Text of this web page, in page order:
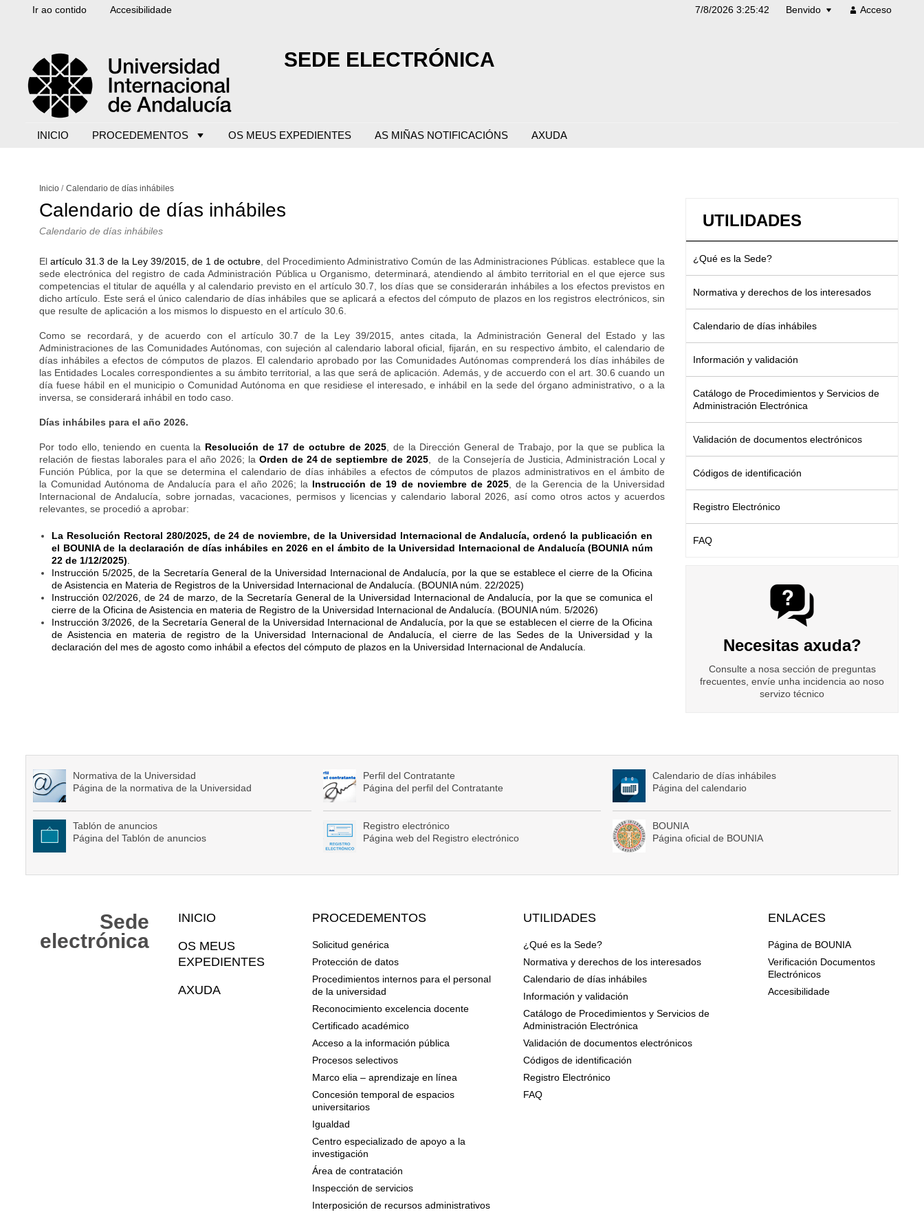
Ir ao contido Accesibilidade 7/8/2026 3:25:42 Benvido Acceso
SEDE ELECTRÓNICA
INICIO PROCEDEMENTOS OS MEUS EXPEDIENTES AS MIÑAS NOTIFICACIÓNS AXUDA
Inicio Calendario de días inhábiles
Calendario de días inhábiles
Calendario de días inhábiles
Elartículo 31.3 de la Ley 39/2015, de 1 de octubre , del Procedimiento Administrativo Común de las Administraciones Públicas. establece que la
sede electrónica del registro de cada Administración Pública u Organismo, determinará, atendiendo al ámbito territorial en el que ejerce sus
competencias el titular de aquélla y al calendario previsto en el artículo 30.7, los días que se considerarán inhábiles a los efectos previstos en
dicho artículo. Este será el único calendario de días inhábiles que se aplicará a efectos del cómputo de plazos en los registros electrónicos, sin
que resulte de aplicación a los mismos lo dispuesto en el artículo 30.6.
Como se recordará, y de acuerdo con el artículo 30.7 de la Ley 39/2015, antes citada, la Administración General del Estado y las
Administraciones de las Comunidades Autónomas, con sujeción al calendario laboral oficial, fijarán, en su respectivo ámbito, el calendario de
días inhábiles a efectos de cómputos de plazos. El calendario aprobado por las Comunidades Autónomas comprenderá los días inhábiles de
las Entidades Locales correspondientes a su ámbito territorial, a las que será de aplicación. Además, y de accuerdo con el art. 30.6 cuando un
día fuese hábil en el municipio o Comunidad Autónoma en que residiese el interesado, e inhábil en la sede del órgano administrativo, o a la
inversa, se considerará inhábil en todo caso.
Días inhábiles para el año 2026.
Por todo ello, teniendo en cuenta la Resolución de 17 de octubre de 2025 , de la Dirección General de Trabajo, por la que se publica la
relación de fiestas laborales para el año 2026; la Orden de 24 de septiembre de 2025 , de la Consejería de Justicia, Administración Local y
Función Pública, por la que se determina el calendario de días inhábiles a efectos de cómputos de plazos administrativos en el ámbito de
la Comunidad Autónoma de Andalucía para el año 2026; la Instrucción de 19 de noviembre de 2025, de la Gerencia de la Universidad
Internacional de Andalucía, sobre jornadas, vacaciones, permisos y licencias y calendario laboral 2026, así como otros actos y acuerdos
relevantes, se procedió a aprobar:
La Resolución Rectoral 280/2025, de 24 de noviembre, de la Universidad Internacional de Andalucía, ordenó la publicación en
el BOUNIA de la declaración de días inhábiles en 2026 en el ámbito de la Universidad Internacional de Andalucía (BOUNIA núm
22 de 1/12/2025)
Instrucción 5/2025, de la Secretaría General de la Universidad Internacional de Andalucía, por la que se establece el cierre de la Oficina
de Asistencia en Materia de Registros de la Universidad Internacional de Andalucía. (BOUNIA núm. 22/2025)
Instrucción 02/2026, de 24 de marzo, de la Secretaría General de la Universidad Internacional de Andalucía, por la que se comunica el
cierre de la Oficina de Asistencia en materia de Registro de la Universidad Internacional de Andalucía. (BOUNIA núm. 5/2026)
Instrucción 3/2026, de la Secretaría General de la Universidad Internacional de Andalucía, por la que se establecen el cierre de la Oficina
de Asistencia en materia de registro de la Universidad Internacional de Andalucía, el cierre de las Sedes de la Universidad y la
declaración del mes de agosto como inhábil a efectos del cómputo de plazos en la Universidad Internacional de Andalucía.
UTILIDADES
¿Qué es la Sede?
Normativa y derechos de los interesados
Calendario de días inhábiles
Información y validación
Catálogo de Procedimientos y Servicios de
Administración Electrónica
Validación de documentos electrónicos
Códigos de identificación
Registro Electrónico
FAQ
Necesitas axuda?
Consulte a nosa sección de preguntas
frecuentes, envíe unha incidencia ao noso
servizo técnico
Normativa de la Universidad
Página de la normativa de la Universidad
Perfil del Contratante
Página del perfil del Contratante
Calendario de días inhábiles
Página del calendario
Tablón de anuncios
Página del Tablón de anuncios
Registro electrónico
Página web del Registro electrónico
BOUNIA
Página oficial de BOUNIA
Web
Sede
electrónica
INICIO
OS MEUS
EXPEDIENTES
AXUDA
PROCEDEMENTOS
Solicitud genérica
Protección de datos
Procedimientos internos para el personal
de la universidad
Reconocimiento excelencia docente
Certificado académico
Acceso a la información pública
Procesos selectivos
Marco elia – aprendizaje en línea
Concesión temporal de espacios
universitarios
Igualdad
Centro especializado de apoyo a la
investigación
Área de contratación
Inspección de servicios
Interposición de recursos administrativos
UTILIDADES
¿Qué es la Sede?
Normativa y derechos de los interesados
Calendario de días inhábiles
Información y validación
Catálogo de Procedimientos y Servicios de
Administración Electrónica
Validación de documentos electrónicos
Códigos de identificación
Registro Electrónico
FAQ
ENLACES
Página de BOUNIA
Verificación Documentos
Electrónicos
Accesibilidade